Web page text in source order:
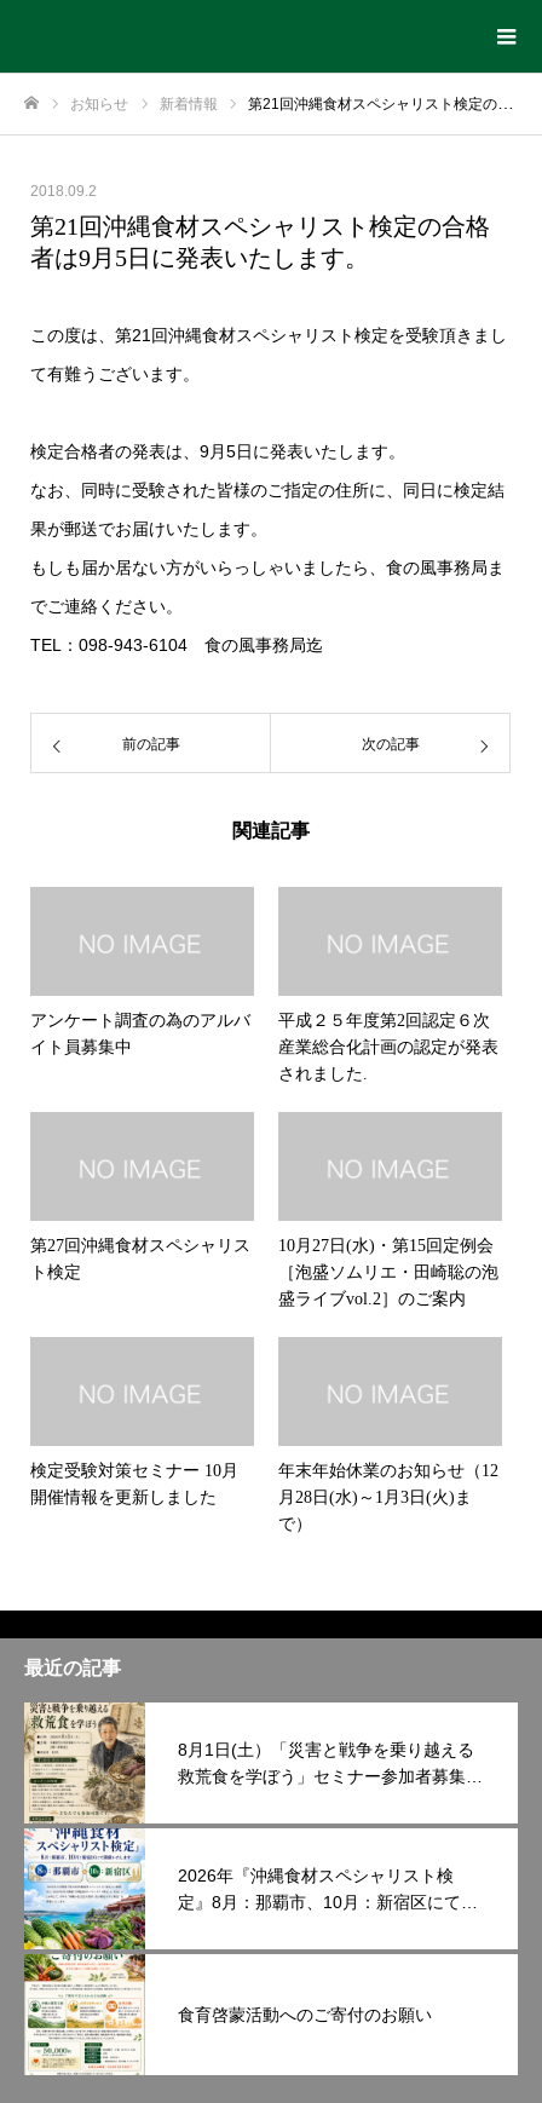
お知らせ 新着情報 第21回沖縄食材スペシャリスト検定の合格者は9月5日に発表いたします。
2018.09.2
第21回沖縄食材スペシャリスト検定の合格
者は9月5日に発表いたします。
この度は、第21回沖縄食材スペシャリスト検定を受験頂きまし
て有難うございます。
検定合格者の発表は、9月5日に発表いたします。
なお、同時に受験された皆様のご指定の住所に、同日に検定結
果が郵送でお届けいたします。
もしも届か居ない方がいらっしゃいましたら、食の風事務局ま
でご連絡ください。
TEL：098-943-6104 食の風事務局迄
前の記事 次の記事
関連記事
アンケート調査の為のアルバ
イト員募集中
平成２５年度第2回認定６次
産業総合化計画の認定が発表
されました.
第27回沖縄食材スペシャリス
ト検定
10月27日(水)・第15回定例会
［泡盛ソムリエ・田崎聡の泡
盛ライブvol.2］のご案内
検定受験対策セミナー 10月
開催情報を更新しました
年末年始休業のお知らせ（12
月28日(水)～1月3日(火)ま
で）
最近の記事
8月1日(土）「災害と戦争を乗り越える
救荒食を学ぼう」セミナー参加者募集中
2026年『沖縄食材スペシャリスト検
定』8月：那覇市、10月：新宿区にて開
食育啓蒙活動へのご寄付のお願い